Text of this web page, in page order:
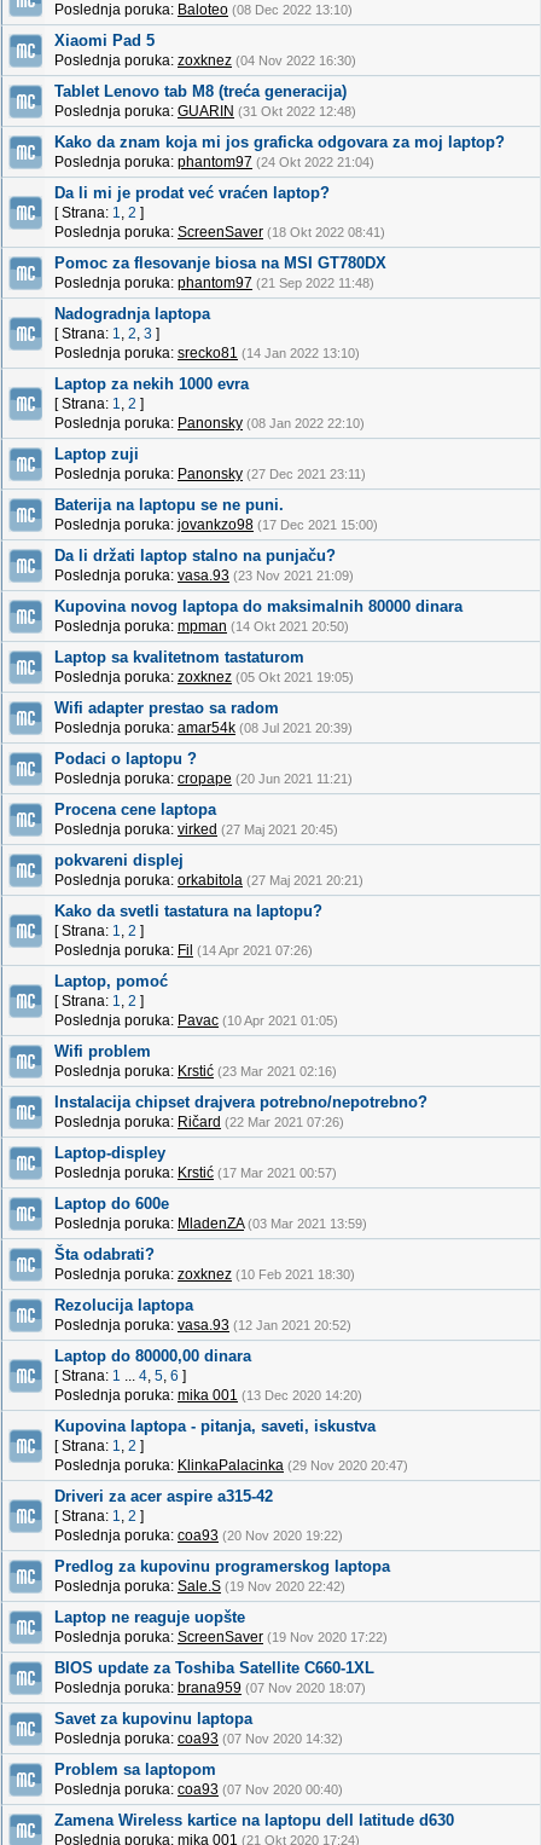
Poslednja poruka: Baloteo (08 Dec 2022 13:10)
Xiaomi Pad 5
Poslednja poruka: zoxknez (04 Nov 2022 16:30)
Tablet Lenovo tab M8 (treća generacija)
Poslednja poruka: GUARIN (31 Okt 2022 12:48)
Kako da znam koja mi jos graficka odgovara za moj laptop?
Poslednja poruka: phantom97 (24 Okt 2022 21:04)
Da li mi je prodat već vraćen laptop?
[ Strana: 1, 2 ]
Poslednja poruka: ScreenSaver (18 Okt 2022 08:41)
Pomoc za flesovanje biosa na MSI GT780DX
Poslednja poruka: phantom97 (21 Sep 2022 11:48)
Nadogradnja laptopa
[ Strana: 1, 2, 3 ]
Poslednja poruka: srecko81 (14 Jan 2022 13:10)
Laptop za nekih 1000 evra
[ Strana: 1, 2 ]
Poslednja poruka: Panonsky (08 Jan 2022 22:10)
Laptop zuji
Poslednja poruka: Panonsky (27 Dec 2021 23:11)
Baterija na laptopu se ne puni.
Poslednja poruka: jovankzo98 (17 Dec 2021 15:00)
Da li držati laptop stalno na punjaču?
Poslednja poruka: vasa.93 (23 Nov 2021 21:09)
Kupovina novog laptopa do maksimalnih 80000 dinara
Poslednja poruka: mpman (14 Okt 2021 20:50)
Laptop sa kvalitetnom tastaturom
Poslednja poruka: zoxknez (05 Okt 2021 19:05)
Wifi adapter prestao sa radom
Poslednja poruka: amar54k (08 Jul 2021 20:39)
Podaci o laptopu ?
Poslednja poruka: cropape (20 Jun 2021 11:21)
Procena cene laptopa
Poslednja poruka: virked (27 Maj 2021 20:45)
pokvareni displej
Poslednja poruka: orkabitola (27 Maj 2021 20:21)
Kako da svetli tastatura na laptopu?
[ Strana: 1, 2 ]
Poslednja poruka: Fil (14 Apr 2021 07:26)
Laptop, pomoć
[ Strana: 1, 2 ]
Poslednja poruka: Pavac (10 Apr 2021 01:05)
Wifi problem
Poslednja poruka: Krstić (23 Mar 2021 02:16)
Instalacija chipset drajvera potrebno/nepotrebno?
Poslednja poruka: Ričard (22 Mar 2021 07:26)
Laptop-displey
Poslednja poruka: Krstić (17 Mar 2021 00:57)
Laptop do 600e
Poslednja poruka: MladenZA (03 Mar 2021 13:59)
Šta odabrati?
Poslednja poruka: zoxknez (10 Feb 2021 18:30)
Rezolucija laptopa
Poslednja poruka: vasa.93 (12 Jan 2021 20:52)
Laptop do 80000,00 dinara
[ Strana: 1 ... 4, 5, 6 ]
Poslednja poruka: mika 001 (13 Dec 2020 14:20)
Kupovina laptopa - pitanja, saveti, iskustva
[ Strana: 1, 2 ]
Poslednja poruka: KlinkaPalacinka (29 Nov 2020 20:47)
Driveri za acer aspire a315-42
[ Strana: 1, 2 ]
Poslednja poruka: coa93 (20 Nov 2020 19:22)
Predlog za kupovinu programerskog laptopa
Poslednja poruka: Sale.S (19 Nov 2020 22:42)
Laptop ne reaguje uopšte
Poslednja poruka: ScreenSaver (19 Nov 2020 17:22)
BIOS update za Toshiba Satellite C660-1XL
Poslednja poruka: brana959 (07 Nov 2020 18:07)
Savet za kupovinu laptopa
Poslednja poruka: coa93 (07 Nov 2020 14:32)
Problem sa laptopom
Poslednja poruka: coa93 (07 Nov 2020 00:40)
Zamena Wireless kartice na laptopu dell latitude d630
Poslednja poruka: mika 001 (21 Okt 2020 17:24)